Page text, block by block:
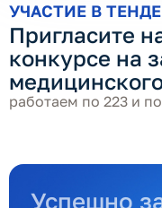
УЧАСТИЕ В
Пригласите
конкурсе на
работаем по 223 и
Успешно